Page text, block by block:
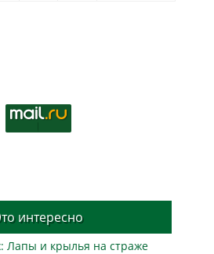
интересно
Лапы и крылья на страже